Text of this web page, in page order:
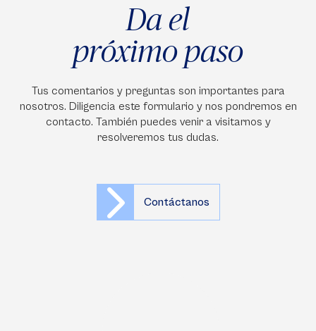
Da el
próximo paso
Tus comentarios y preguntas son importantes para
nosotros. Diligencia este formulario y nos pondremos en
contacto. También puedes venir a visitarnos y
resolveremos tus dudas.
Contáctanos